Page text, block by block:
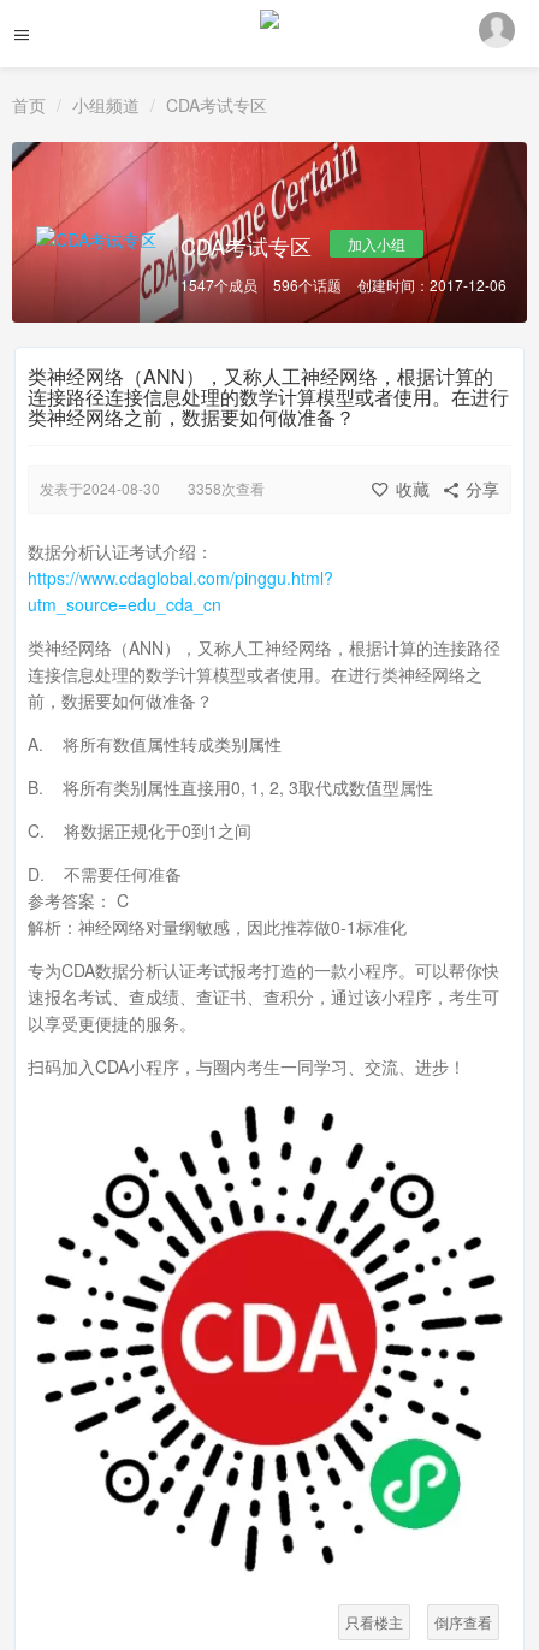
首页 小组频道 CDA考试专区
CDA考试专区
加入小组
1547个成员
596个话题 创建时间：2017-12-06
类神经网络（ANN），又称人工神经网络，根据计算的
连接路径连接信息处理的数学计算模型或者使用。在进行
类神经网络之前，数据要如何做准备？
分享
收藏
发表于2024-08-30 3358次查看
数据分析认证考试介绍：
https://www.cdaglobal.com/pinggu.html?
utm_source=edu_cda_cn
类神经网络（ANN），又称人工神经网络，根据计算的连接路径
连接信息处理的数学计算模型或者使用。在进行类神经网络之
前，数据要如何做准备？
A. 将所有数值属性转成类别属性
B. 将所有类别属性直接用0, 1, 2, 3取代成数值型属性
C. 将数据正规化于0到1之间
D. 不需要任何准备
参考答案： C
解析：神经网络对量纲敏感，因此推荐做0-1标准化
专为CDA数据分析认证考试报考打造的一款小程序。可以帮你快
速报名考试、查成绩、查证书、查积分，通过该小程序，考生可
以享受更便捷的服务。
扫码加入CDA小程序，与圈内考生一同学习、交流、进步！
只看楼主 倒序查看